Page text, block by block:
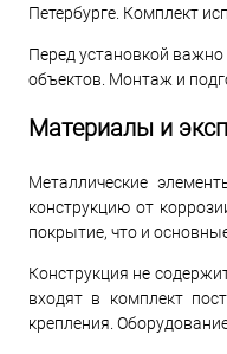
Петербурге. Комплект
Перед установкой
объектов. Монтаж и
Материалы и
Металлические
конструкцию от
покрытие, что и
Конструкция не
входят в комплект
крепления.